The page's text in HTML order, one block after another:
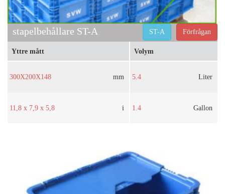
stapelbehållare ST-A Förfrågan
ST-A
Yttre mått
300X200X148 mm
11,8 x 7,9 x 5,8 i
Volym
5.4 Liter
1.4 Gallon